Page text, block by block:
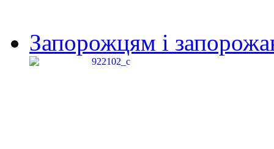
Запорожцям і